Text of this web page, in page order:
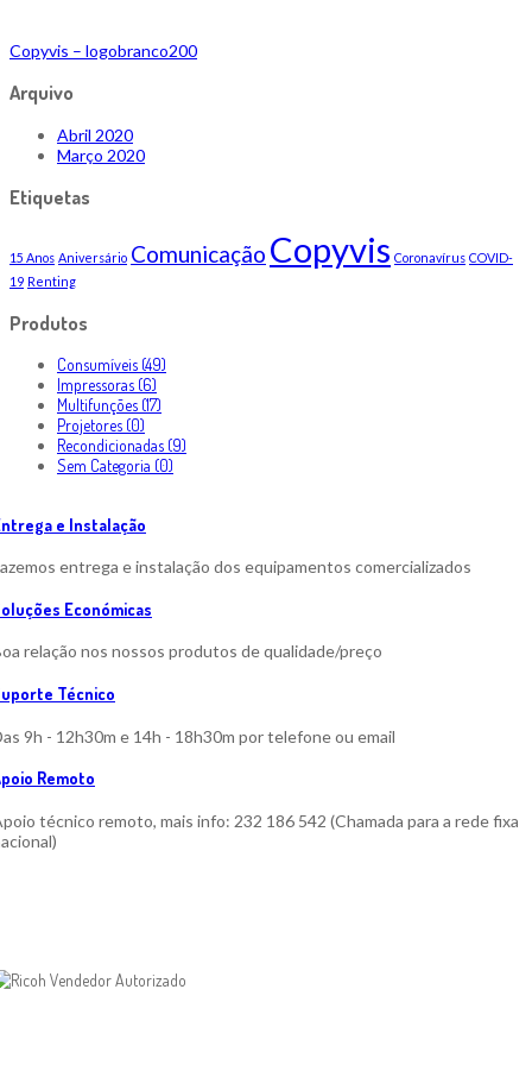
Copyvis – logobranco200
Arquivo
Abril 2020
Março 2020
Etiquetas
15 Anos Aniversário Comunicação Copyvis Coronavírus COVID-
19 Renting
Produtos
Consumíveis (49)
Impressoras (6)
Multifunções (17)
Projetores (0)
Recondicionadas (9)
Sem Categoria (0)
e Instalação
entrega e instalação dos equipamentos comercializados
Económicas
relação nos nossos produtos de qualidade/preço
Técnico
9h - 12h30m e 14h - 18h30m por telefone ou email
Remoto
técnico remoto, mais info: 232 186 542 (Chamada para a rede fixa